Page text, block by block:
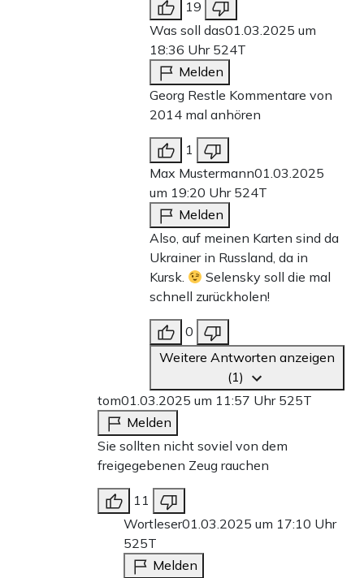
19
Was soll das01.03.2025 um
18:36 Uhr 524T
Melden
Georg Restle Kommentare von
2014 mal anhören
1
Max Mustermann01.03.2025
um 19:20 Uhr 524T
Melden
Also, auf meinen Karten sind da
Ukrainer in Russland, da in
Kursk.
Selensky soll die mal
schnell zurückholen!
0
Weitere Antworten anzeigen
(1)
tom01.03.2025 um 11:57 Uhr 525T
Melden
Sie sollten nicht soviel von dem
freigegebenen Zeug rauchen
11
Wortleser01.03.2025 um 17:10 Uhr
525T
Melden